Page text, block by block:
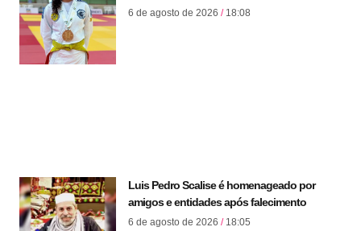
6 de agosto de 2026 18:08
Luis Pedro Scalise é homenageado por
amigos e entidades após falecimento
6 de agosto de 2026 18:05